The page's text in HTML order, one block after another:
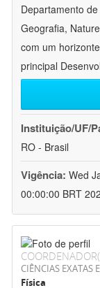
Departamento
Geografia,
com um
principal
Instituição/UF/
RO - Brasil
Vigência: Wed
00:00:00 BRT
CIÊNCIAS EXATAS
Física